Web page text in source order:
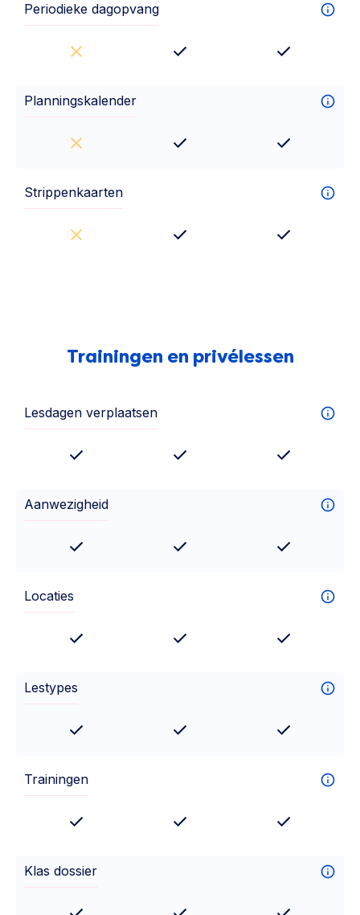
Periodieke dagopvang
Planningskalender
Strippenkaarten
Trainingen en privélessen
Lesdagen verplaatsen
Aanwezigheid
Locaties
Lestypes
Trainingen
Klas dossier